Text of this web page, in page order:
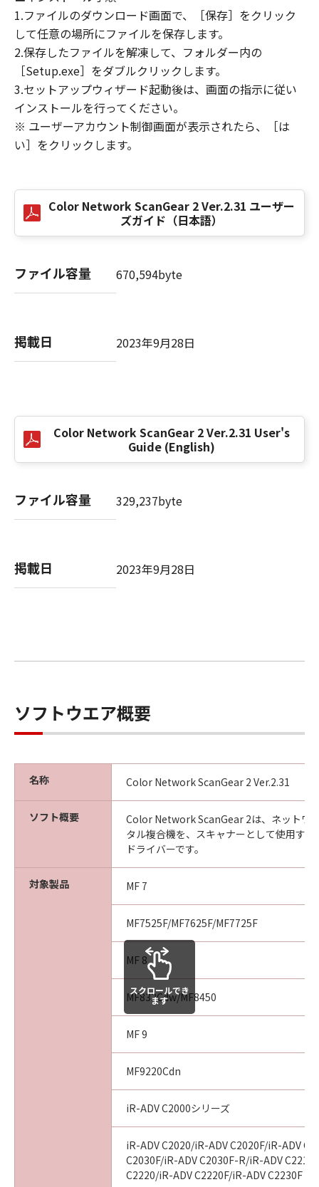
(3) お客様が本契約書のいずれかの条項に違反
した場合、本契約書は直ちに終了します。
(4) お客様は、上記(3)によって本契約書が終了
した場合、速やかに、「本ソフトウェア」およ
びその複製物のすべてを廃棄または消去するも
のとします。
(5）上記にかかわらず、本契約書第2条、第4条
から第7条まで、第8条第4項および第10条の規
定は、本契約書の終了後も効力を有します。
NOTICE
“米国政府エンドユーザー”とは、米国政府の機
関また団体を意味します。もしお客様が米国政
用されます：The SOFTWARE is a "commercial
item," as that term is defined at 48 C.F.R.
computer software documentation," as such
terms are used in 48 C.F.R. 12.212 (Sept 1995).
the SOFTWARE with only those rights set
forth herein. The manufacturer is Canon
Inc./30-2, Shimomaruko 3-chome, Ohta-ku,
本条項中で使用される"the SOFTWARE"とは、
本契約書中で定義される「本ソフトウェア」を
意味し、指し示すものとします。
10．分離可能性
本契約書のいずれかの条項またはその一部が法
律により無効であると決定された場合でも、そ
キヤノン株式会社
1.ファイルのダウンロード画面で、［保存］をクリック
して任意の場所にファイルを保存します。
2.保存したファイルを解凍して、フォルダー内の
［Setup.exe］をダブルクリックします。
3.セットアップウィザード起動後は、画面の指示に従い
インストールを行ってください。
※ ユーザーアカウント制御画面が表示されたら、［は
い］をクリックします。
Color Network ScanGear 2 Ver.2.31 ユーザー
ズガイド（日本語）
ファイル容量 670,594byte
掲載日 2023年9月28日
Color Network ScanGear 2 Ver.2.31 User's
Guide (English)
ファイル容量 329,237byte
掲載日 2023年9月28日
ソフトウエア概要
名称 Color Network ScanGear 2 Ver.2.31
ソフト概要
Color Network ScanGear 2は、ネットワ
タル複合機を、スキャナーとして使用す
ドライバーです。
対象製品 MF 7
MF7525F/MF7625F/MF7725F
MF 8
MF832Cdw/MF8450
MF 9
MF9220Cdn
iR-ADV C2000シリーズ
iR-ADV C2020/iR-ADV C2020F/iR-ADV
C2030F/iR-ADV C2030F-R/iR-ADV
C2220/iR-ADV C2220F/iR-ADV C2230F
スクロールでき
ます